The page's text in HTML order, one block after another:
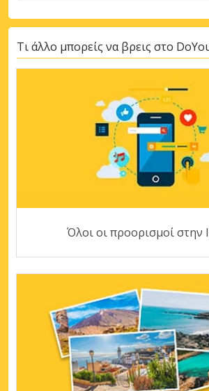
Τι άλλο μπορείς να βρεις στο
Όλοι οι προορισμοί στην